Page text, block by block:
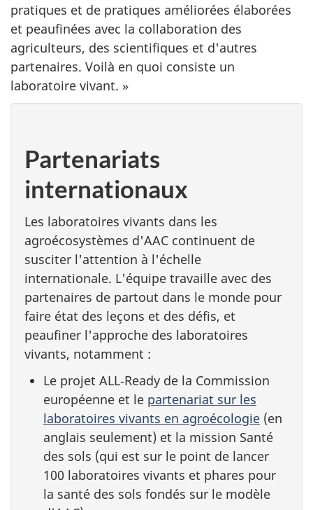
pratiques et de pratiques améliorées élaborées
et peaufinées avec la collaboration des
agriculteurs, des scientifiques et d'autres
partenaires. Voilà en quoi consiste un
laboratoire vivant. »
Partenariats
internationaux
Les laboratoires vivants dans les
agroécosystèmes d'AAC continuent de
susciter l'attention à l'échelle
internationale. L'équipe travaille avec des
partenaires de partout dans le monde pour
faire état des leçons et des défis, et
peaufiner l'approche des laboratoires
vivants, notamment :
Le projet ALL‑Ready de la Commission
européenne et le partenariat sur les
laboratoires vivants en agroécologie (en
anglais seulement) et la mission Santé
des sols (qui est sur le point de lancer
100 laboratoires vivants et phares pour
la santé des sols fondés sur le modèle